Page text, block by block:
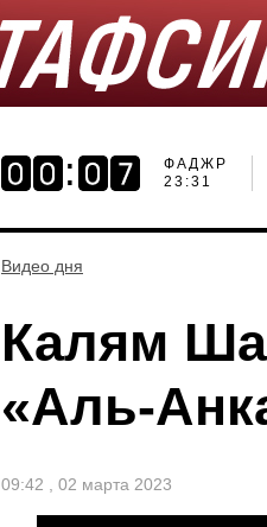
ФАДЖР
23:31
Видео дня
Калям
«Аль-
09:42 , 02 марта 2023